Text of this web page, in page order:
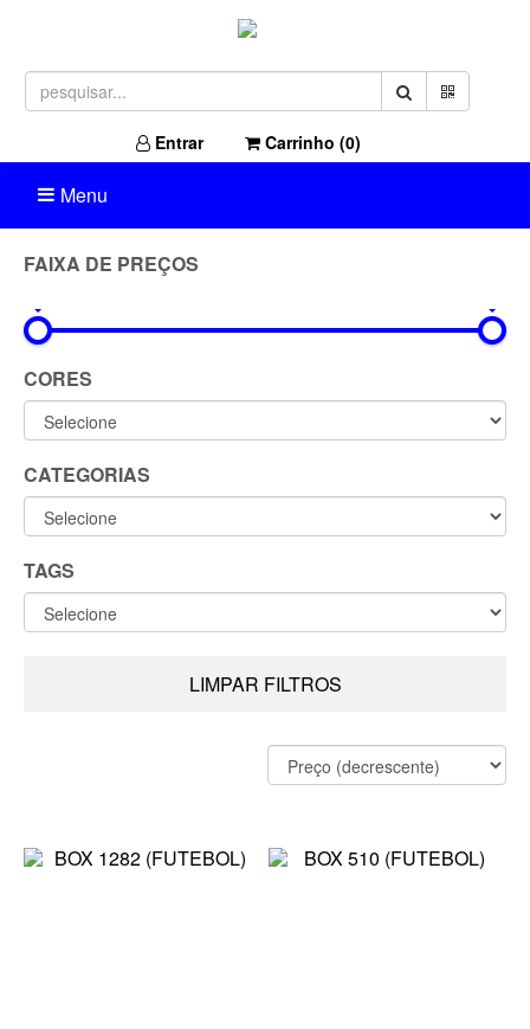
Entrar Carrinho (0)
Menu
FAIXA DE PREÇOS
CORES
CATEGORIAS
TAGS
LIMPAR FILTROS